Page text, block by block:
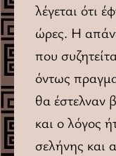
λέγεται ότι
ώρες. Η
που
όντως
θα έστελναν
και ο λόγος
σελήνης και